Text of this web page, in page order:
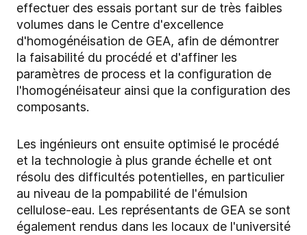
effectuer des essais portant sur de très faibles
volumes dans le Centre d'excellence
d'homogénéisation de GEA, afin de démontrer
la faisabilité du procédé et d'affiner les
paramètres de process et la configuration de
l'homogénéisateur ainsi que la configuration des
composants.
Les ingénieurs ont ensuite optimisé le procédé
et la technologie à plus grande échelle et ont
résolu des difficultés potentielles, en particulier
au niveau de la pompabilité de l'émulsion
cellulose-eau. Les représentants de GEA se sont
également rendus dans les locaux de l'université